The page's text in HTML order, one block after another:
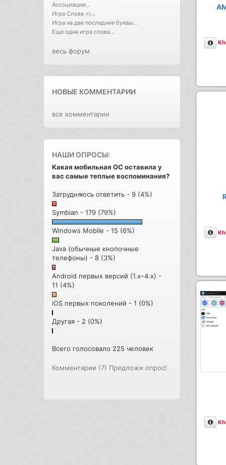
Ассоциации...
Игра Слова =)...
Игра на две последние буквы...
Еще одна игра слова...
весь форум
НОВЫЕ КОММЕНТАРИИ
все комментарии
НАШИ ОПРОСЫ:
Какая мобильная ОС оставила у
вас самые теплые воспоминания?
Затрудняюсь ответить - 9 (4%)
Symbian - 179 (79%)
Windows Mobile - 15 (6%)
Java (обычные кнопочные
телефоны) - 8 (3%)
Android первых версий (1.x–4.x) -
11 (4%)
iOS первых поколений - 1 (0%)
Другая - 2 (0%)
Всего голосовало 225 человек
Комментарии (7) Предложи опрос!